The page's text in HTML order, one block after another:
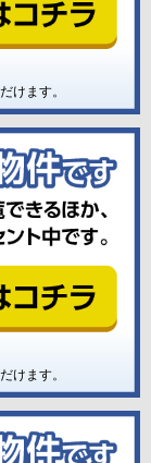
けます。
けます。